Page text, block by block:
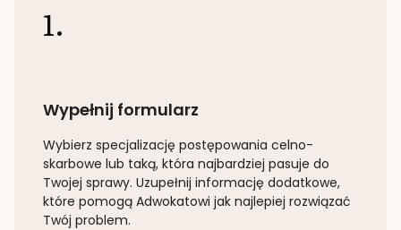
1.
Wypełnij formularz
Wybierz specjalizację postępowania celno-
skarbowe lub taką, która najbardziej pasuje do
Twojej sprawy. Uzupełnij informację dodatkowe,
które pomogą Adwokatowi jak najlepiej rozwiązać
Twój problem.